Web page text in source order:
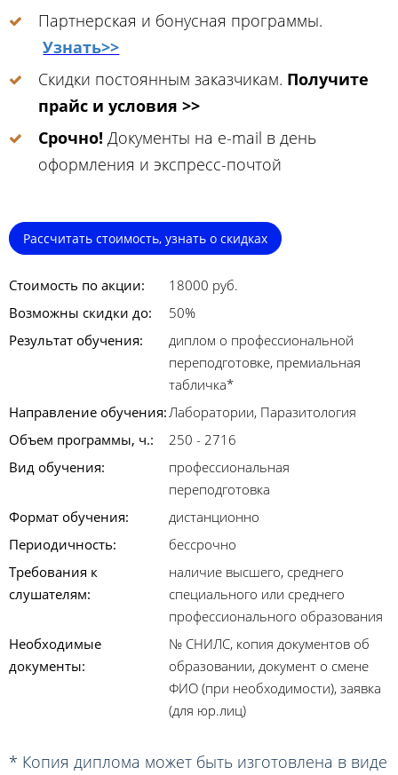
Партнерская и бонусная программы.
Узнать>>
Скидки постоянным заказчикам. Получите
прайс и условия >>
Срочно! Документы на e-mail в день
оформления и экспресс-почтой
Рассчитать стоимость, узнать о скидках
Стоимость по акции:
18000 руб.
Возможны скидки до:
50%
Результат обучения:
диплом о профессиональной
переподготовке, премиальная
табличка*
Направление обучения: Лаборатории, Паразитология
Объем программы, ч.:
250 - 2716
Вид обучения:
профессиональная
переподготовка
Формат обучения:
дистанционно
Периодичность:
бессрочно
Требования к
слушателям:
наличие высшего, среднего
специального или среднего
профессионального образования
Необходимые
документы:
№ СНИЛС, копия документов об
образовании, документ о смене
ФИО (при необходимости), заявка
(для юр.лиц)
* Копия диплома может быть изготовлена в виде